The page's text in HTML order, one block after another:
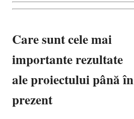
Care sunt cele mai
importante rezultate
ale proiectului pânăîn
prezent